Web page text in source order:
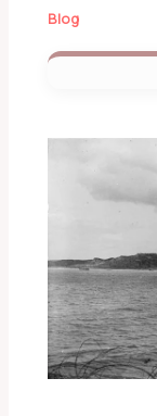
Blog